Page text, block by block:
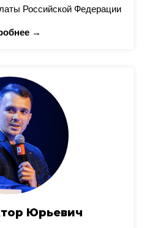
Российской Федерации
→
Юрьевич